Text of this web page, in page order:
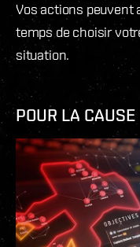
Vos actions peuvent
temps de choisir
situation.
POUR LA CAUSE